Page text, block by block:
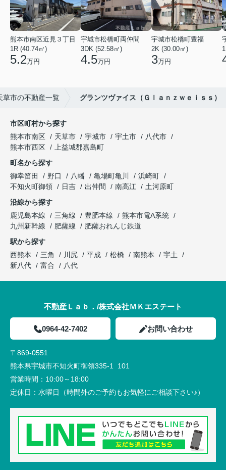
熊本市南区近見３丁目
1R (40.74㎡)
5.2万円
宇城市松橋町両仲間
3DK (52.58㎡)
4.5万円
宇城市松橋町豊福
2K (30.00㎡)
3万円
草市の不動産一覧 グランツヴァイス（Ｇｌａｎｚｗｅｉｓｓ）
市区町村から探す
熊本市南区
天草市 宇城市 宇土市
八代市
熊本市西区
上益城郡嘉島町
町名から探す
御幸笛田
野口 八幡 亀場町亀川
浜崎町
不知火町御領
日吉 出仲間 南高江
土河原町
沿線から探す
鹿児島本線
三角線 豊肥本線
熊本市電A系統
九州新幹線
肥薩線
肥薩おれんじ鉄道
駅から探す
西熊本
三角 川尻 平成 松橋 南熊本
宇土
新八代
富合 八代
不動産Ｌａｂ．/株式会社ＭＫエステート
0964-42-7402 お問い合わせ
〒869-0551
熊本県宇城市不知火町御領335-1 101
営業時間： 10:00～18:00
定休日： 水曜日（時間外のご予約もお気軽にご相談下さい♪）